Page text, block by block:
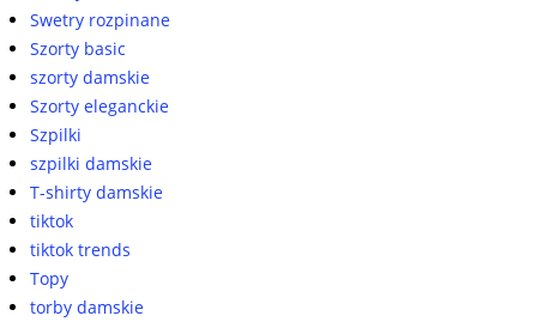
Swetry rozpinane
Szorty basic
szorty damskie
Szorty eleganckie
Szpilki
szpilki damskie
T-shirty damskie
tiktok
tiktok trends
Topy
torby damskie